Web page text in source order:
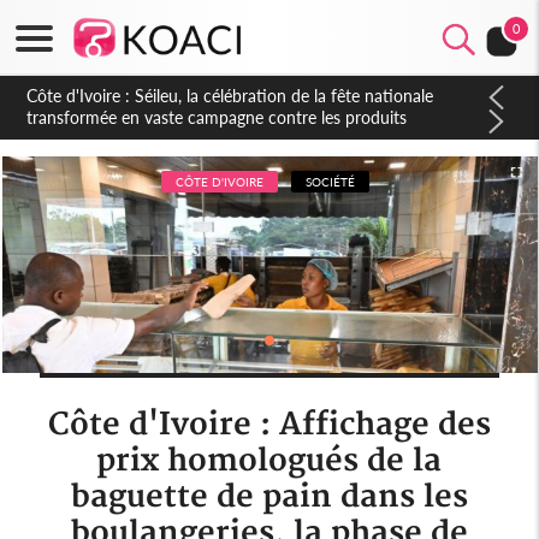
0
Côte d'Ivoire : Daloa, il tue son collègue et cache 38 millions
dans une fosse septique
CÔTE D'IVOIRE SOCIÉTÉ
Côte d'Ivoire : Affichage des
prix homologués de la
baguette de pain dans les